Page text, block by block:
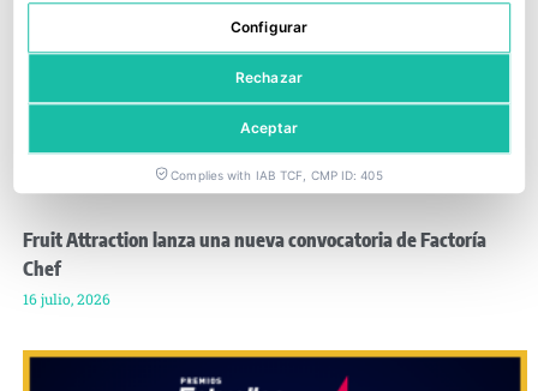
Fruit Attraction lanza una nueva convocatoria de Factoría
Chef
16 julio, 2026
Configurar
Rechazar
Aceptar
Complies with IAB TCF, CMP ID: 405